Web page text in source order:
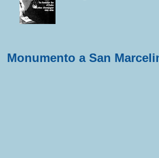
Monumento a San